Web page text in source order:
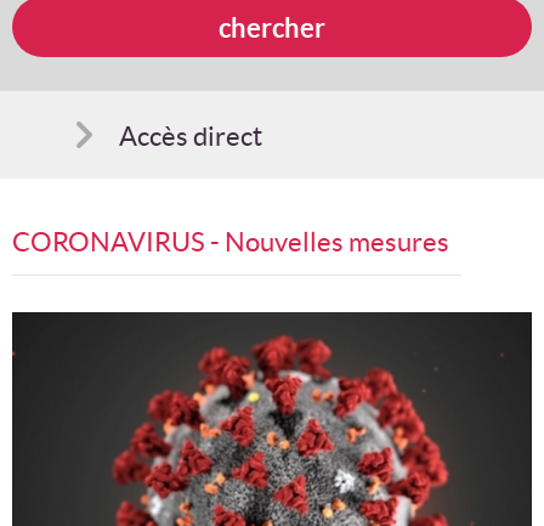
Accès direct
Suggestions
Bon cadeau
Programme en PDF
CORONAVIRUS - Nouvelles mesures